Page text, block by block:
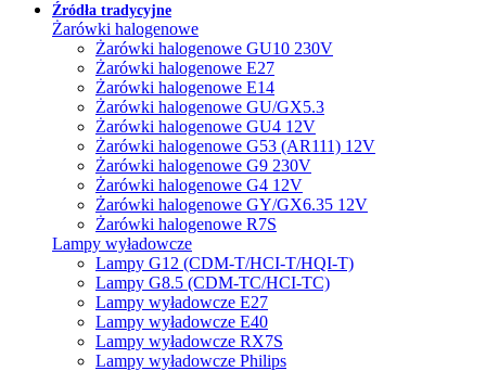
Źródła tradycyjne
Żarówki halogenowe
Żarówki halogenowe GU10 230V
Żarówki halogenowe E27
Żarówki halogenowe E14
Żarówki halogenowe GU/GX5.3
Żarówki halogenowe GU4 12V
Żarówki halogenowe G53 (AR111) 12V
Żarówki halogenowe G9 230V
Żarówki halogenowe G4 12V
Żarówki halogenowe GY/GX6.35 12V
Żarówki halogenowe R7S
Lampy wyładowcze
Lampy G12 (CDM-T/HCI-T/HQI-T)
Lampy G8.5 (CDM-TC/HCI-TC)
Lampy wyładowcze E27
Lampy wyładowcze E40
Lampy wyładowcze RX7S
Lampy wyładowcze Philips